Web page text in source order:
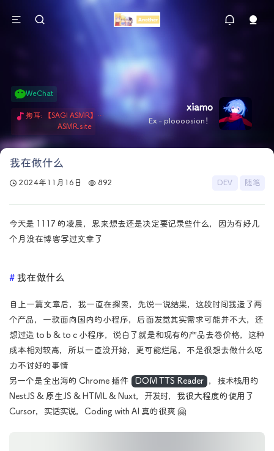
xiamo
Ex - ploooosion！
WeChat
掏耳: 【SAGI ASMR】今天就由阿米娅给博士掏耳吧「耳勺x鹅毛棒x吹气」 Hi-Res无损助眠 + 单刷: ASMR 精选4.0｜ 陪伴天花板 ✦扶扶の温柔哄睡 ✦ 顶级道具和语气词的交融 ✦ 扶桑大红花、
ASMR.site
我在做什么
2024年11月16日 892 DEV 随笔
今天是 1117 的凌晨，思来想去还是决定要记录些什么，因为有好几
个月没在博客写过文章了
我在做什么
自上一篇文章后，我一直在探索，先说一说结果，这段时间我造了两
个产品，一款面向国内的小程序，后面发觉其实需求可能并不大，还
想过造 to b & to c 小程序，说白了就是和现有的产品去卷价格，这种
成本相对较高，所以一直没开始，更可能烂尾，不是很想去做什么吃
力不讨好的事情
另一个是全出海的 Chrome 插件
DOM TTS Reader ，技术栈用的
NestJS & 原生JS & HTML & Nuxt，开发时，我很大程度的使用了
Cursor，实话实说，Coding with AI 真的很爽 🤗